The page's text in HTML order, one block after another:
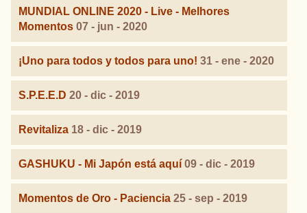
MUNDIAL ONLINE 2020 - Live - Melhores
Momentos 07 - jun - 2020
¡Uno para todos y todos para uno! 31 - ene - 2020
S.P.E.E.D 20 - dic - 2019
Revitaliza 18 - dic - 2019
GASHUKU - Mi Japón está aquí 09 - dic - 2019
Momentos de Oro - Paciencia 25 - sep - 2019